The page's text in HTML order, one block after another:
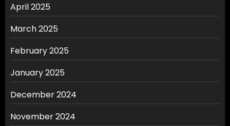
April 2025
March 2025
February 2025
January 2025
December 2024
November 2024